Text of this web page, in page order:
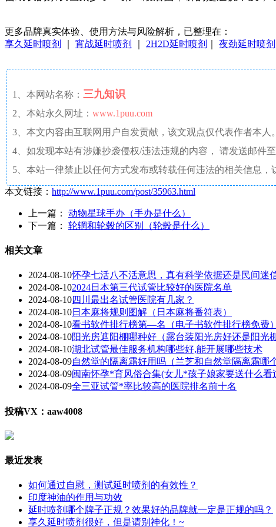
更多品牌真实体验、使用方法与风险解析，已整理在：
享久延时喷剂
宵战延时喷剂 2H2D延时喷剂 夜劲延时喷剂
1、本网站名称： 三九知识
2、本站永久网址： www.1puu.com
3、本文内容由互联网用户自发贡献，该文观点仅代表作者本
4、如发现本站有涉嫌抄袭侵权/违法违规的内容， 请发送邮件
5、本站一律禁止以任何方式发布或转载任何违法的相关信息，
本文链接： http://www.1puu.com/post/35963.html
上一篇： 动物星球手办（手办是什么）
下一篇： 轮辋和轮毂的区别（轮毂是什么）
相关文章
2024-08-10怀孕七活八不活意思，真有科学依据还是民间迷
2024-08-102024日本第三代试管比较好的医院名单
2024-08-10四川最出名试管医院有几家？
2024-08-10日本麻将规则图解（日本麻将番符表）
2024-08-10看书软件排行榜第—名（电子书软件排行榜免费）
2024-08-10阳光房遮阳棚哪种好（露台装阳光房好还是阳光
2024-08-10湖北试管最佳服务机构哪些好,能开展哪些技术
2024-08-09自然堂的隔离霜好用吗（兰芝和自然堂隔离霜哪
2024-08-09闽南怀孕*育风俗合集(女儿*孩子娘家要送什么看
2024-08-09全三亚试管*率比较高的医院排名前十名
投稿VX：aaw4008
最近发表
如何通过自慰，测试延时喷剂的有效性？
印度神油的作用与功效
延时喷剂哪个牌子正规？效果好的品牌就一定是正规的吗？
享久延时喷剂很好，但是请别神化！~